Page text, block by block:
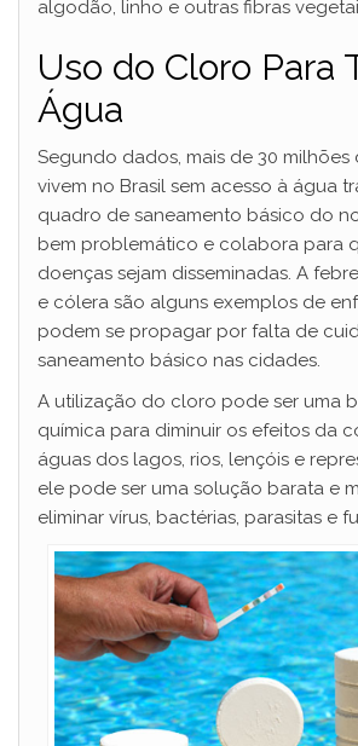
algodão, linho e outras fibras
Uso do Cloro Para
Água
Segundo dados, mais de 30 milhões
vivem no Brasil sem acesso à água
quadro de saneamento básico do
bem problemático e colabora para
doenças sejam disseminadas. A
e cólera são alguns exemplos de
podem se propagar por falta de
saneamento básico nas cidades.
A utilização do cloro pode ser uma
química para diminuir os efeitos da
águas dos lagos, rios, lençóis e
ele pode ser uma solução barata e
eliminar vírus, bactérias, parasitas e